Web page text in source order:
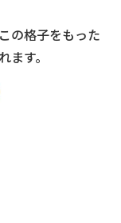
の格子をもった
す。